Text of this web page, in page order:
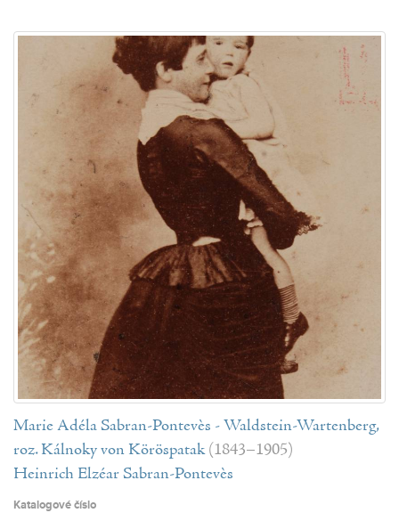
Marie Adéla Sabran-Pontevès - Waldstein-Wartenberg,
roz. Kálnoky von Köröspatak (1843–1905)
Heinrich Elzéar Sabran-Pontevès
Katalogové číslo